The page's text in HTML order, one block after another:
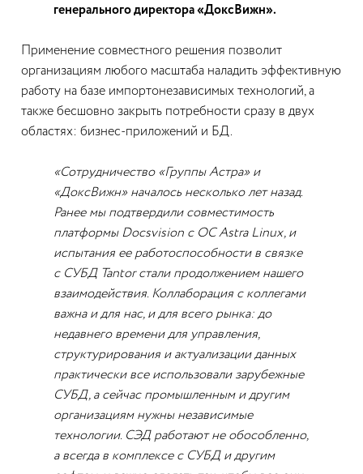
генерального директора «ДоксВижн».
Применение совместного решения позволит
организациям любого масштаба наладить эффективную
работу на базе импортонезависимых технологий, а
также бесшовно закрыть потребности сразу в двух
областях: бизнес-приложений и БД.
«Сотрудничество «Группы Астра» и
«ДоксВижн» началось несколько лет назад.
Ранее мы подтвердили совместимость
платформы Docsvision с ОС Astra Linux, и
испытания ее работоспособности в связке
с СУБД Tantor стали продолжением нашего
взаимодействия. Коллаборация с коллегами
важна и для нас, и для всего рынка: до
недавнего времени для управления,
структурирования и актуализации данных
практически все использовали зарубежные
СУБД, а сейчас промышленным и другим
организациям нужны независимые
технологии. СЭД работают не обособленно,
а всегда в комплексе с СУБД и другим